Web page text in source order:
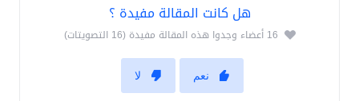
هل كانت المقالة مفيدة ؟
16 أعضاء وجدوا هذه المقالة مفيدة (16 التصويتات)
نعم لا